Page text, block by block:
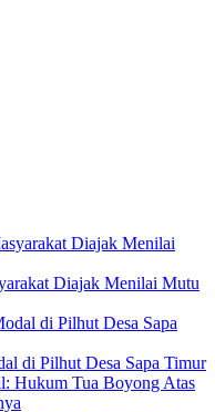
Diajak Menilai Mutu
di Pilhut Desa Sapa Timur